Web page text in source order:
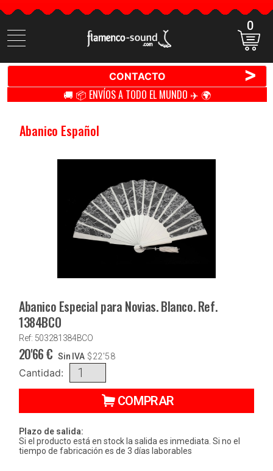
Buscar
productos
0
CONTACTO >
🚚 📦 ENVÍOS A TODO EL MUNDO ✈️ 🌍
Abanico Español
Abanico Especial para Novias. Blanco. Ref.
1384BCO
Ref: 503281384BCO
20'66€ Sin IVA $22'58
Cantidad:
COMPRAR
Plazo de salida:
Si el producto está en stock la salida es inmediata. Si no el
tiempo de fabricación es de 3 días laborables